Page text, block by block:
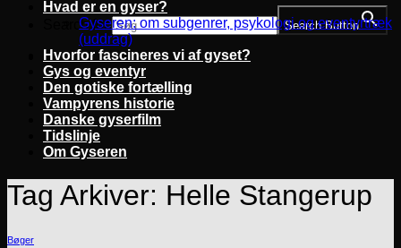
Search for: Search Button
Hvad er en gyser?
Gyseren: om subgenrer, psykologi og eventyrtræk
(uddrag)
Hvorfor fascineres vi af gyset?
Gys og eventyr
Den gotiske fortælling
Vampyrens historie
Danske gyserfilm
Tidslinje
Om Gyseren
Tag Arkiver: Helle Stangerup
Bøger